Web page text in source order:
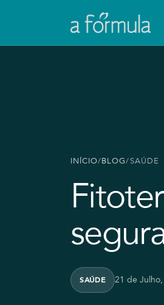
INÍCIO/BLOG/SAÚDE
SAÚDE 21 de